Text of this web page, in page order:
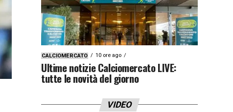
CALCIOMERCATO 10 ore ago
Ultime notizie Calciomercato LIVE:
tutte le novità del giorno
VIDEO